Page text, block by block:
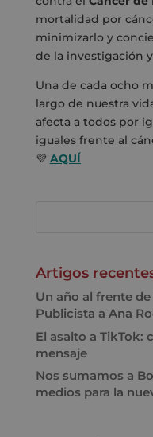
mortalidad por
minimizarlo y
de la investigación
Una de cada ocho
largo de nuestra
afecta a todos por
iguales frente al
💜 AQUÍ
Artigos
Un año al frente
Publicista a Ana
El asalto a TikTok:
mensaje
Nos sumamos a
medios para la